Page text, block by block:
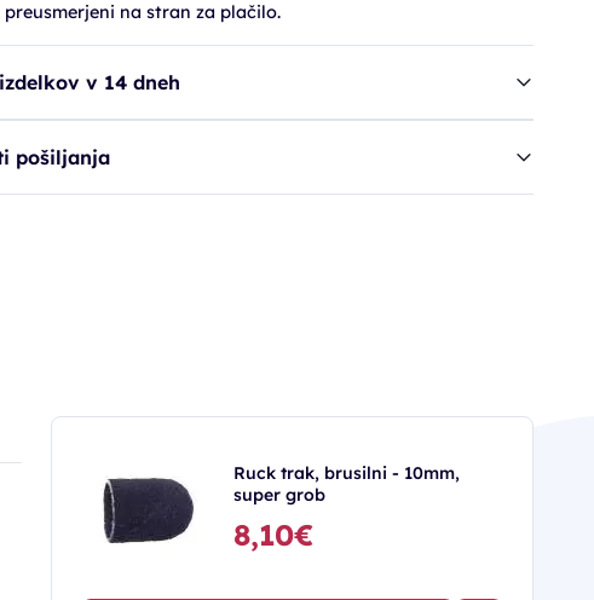
preusmerjeni na stran za plačilo.
v 14 dneh
pošiljanja
Ruck trak, brusilni - 10mm,
super grob
8,10€